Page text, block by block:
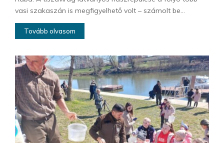
vasi szakaszán is megfigyelhető volt – számolt be...
Tovább olvasom